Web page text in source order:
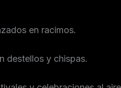
en racimos.
destellos y chispas.